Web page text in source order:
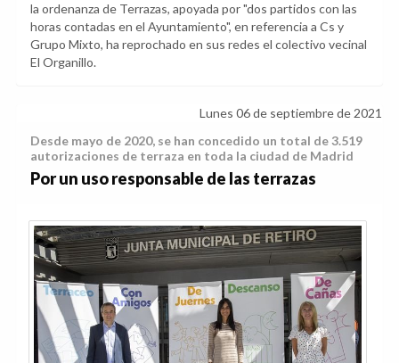
la ordenanza de Terrazas, apoyada por "dos partidos con las
horas contadas en el Ayuntamiento", en referencia a Cs y
Grupo Mixto, ha reprochado en sus redes el colectivo vecinal
El Organillo.
Lunes 06 de septiembre de 2021
Desde mayo de 2020, se han concedido un total de 3.519
autorizaciones de terraza en toda la ciudad de Madrid
Por un uso responsable de las terrazas